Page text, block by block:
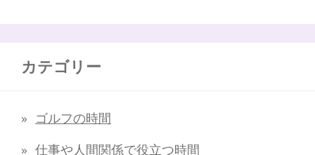
カテゴリー
ゴルフの時間
仕事や人間関係で役立つ時間